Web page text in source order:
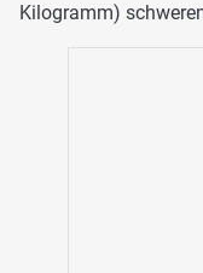
Kilogramm)